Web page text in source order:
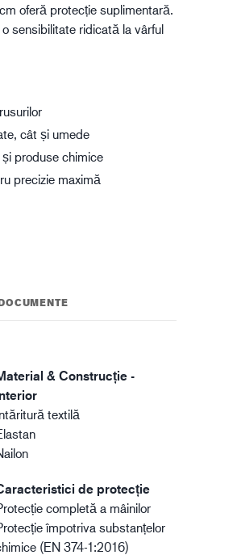
oferă protecție suplimentară.
sensibilitate ridicată la vârful
cât și umede
produse chimice
precizie maximă
& Construcție -
textilă
de protecție
completă a mâinilor
împotriva substanțelor
(EN 374-1:2016)